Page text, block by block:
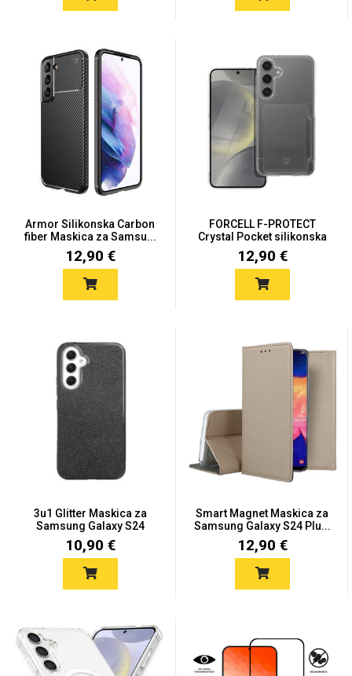
Armor Silikonska Carbon
fiber Maskica za Samsu...
12,90 €
FORCELL F-PROTECT
Crystal Pocket silikonska
ma...
12,90 €
3u1 Glitter Maskica za
Samsung Galaxy S24
Plus...
10,90 €
Smart Magnet Maskica za
Samsung Galaxy S24 Plu...
12,90 €
Svijet životinja Auto - Moto motivi
Mandale / Cvjetni
Gaming motivi Crtani filmovi
Sportski motivi Obiteljski motivi